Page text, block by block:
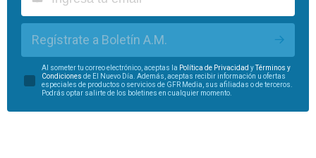
Regístrate a Boletín A.M.
Al someter tu correo electrónico, aceptas la Política de Privacidad yTérminos y
Condiciones de El Nuevo Día. Además, aceptas recibir información u ofertas
especiales de productos o servicios de GFR Media, sus afiliadas o de terceros.
Podrás optar salirte de los boletines en cualquier momento.